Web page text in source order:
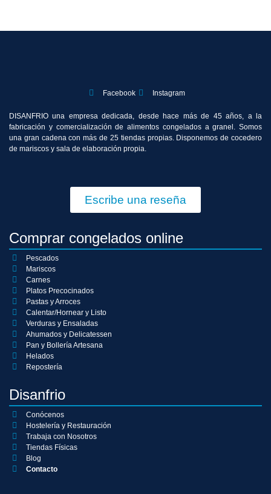
Facebook Instagram
DISANFRIO una empresa dedicada, desde hace más de 45 años, a la
fabricación y comercialización de alimentos congelados a granel. Somos
una gran cadena con más de 25 tiendas propias. Disponemos de cocedero
de mariscos y sala de elaboración propia.
Escribe una reseña
Comprar congelados online
Pescados
Mariscos
Carnes
Platos Precocinados
Pastas y Arroces
Calentar/Hornear y Listo
Verduras y Ensaladas
Ahumados y Delicatessen
Pan y Bollería Artesana
Helados
Repostería
Disanfrio
Conócenos
Hostelería y Restauración
Trabaja con Nosotros
Tiendas Físicas
Blog
Contacto